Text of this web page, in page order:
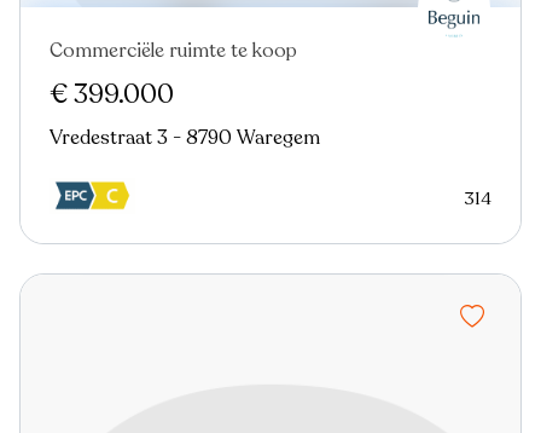
Nieuw
Commerciële ruimte te koop
€ 399.000
Vredestraat 3 - 8790 Waregem
314